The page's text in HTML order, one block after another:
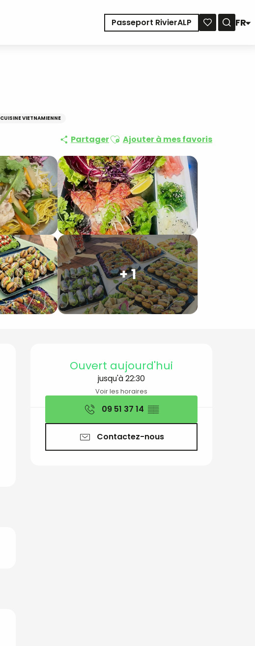
Passeport RivierALP
FR
CUISINE VIETNAMIENNE
PartagerAjouter aux favoris
Ajouter à mes favoris
+ 1
Ouverture et
Ouvert aujourd'hui
jusqu'à 22:30
Voir les horaires
09 51 37 14 ▒▒
Contactez-nous